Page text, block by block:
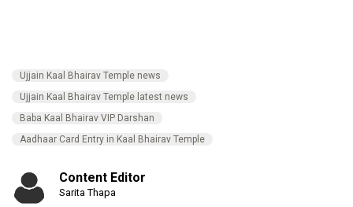
Ujjain Kaal Bhairav Temple news
Ujjain Kaal Bhairav Temple latest news
Baba Kaal Bhairav VIP Darshan
Aadhaar Card Entry in Kaal Bhairav Temple
Content Editor
Sarita Thapa